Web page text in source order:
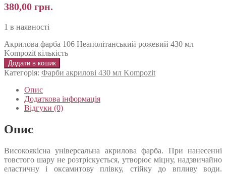
380,00 грн.
1 в наявності
Акрилова фарба 106 Неаполітанський рожевий 430 мл
Kompozit кількість
Додати в кошик
Категорія: Фарби акрилові 430 мл Kompozit
Опис
Додаткова інформація
Відгуки (0)
Опис
Високоякісна універсальна акрилова фарба. При нанесенні
товстого шару не розтріскується, утворює міцну, надзвичайно
еластичну і оксамитову плівку, стійку до впливу води.